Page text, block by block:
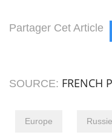
Partager Cet Article
SOURCE: FRENCH
Europe Russie